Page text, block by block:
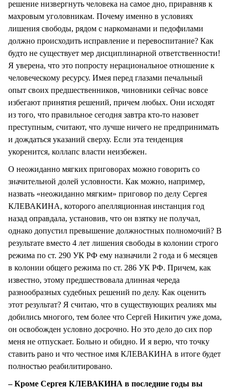
решение низвергнуть человека на самое дно, приравняв к
махровым уголовникам. Почему именно в условиях
лишения свободы, рядом с наркоманами и педофилами
должно происходить исправление и перевоспитание? Как
будто не существует мер дисциплинарной ответственности!
Я уверена, что это попросту нерациональное отношение к
человеческому ресурсу. Имея перед глазами печальный
опыт своих предшественников, чиновники сейчас вовсе
избегают принятия решений, причем любых. Они исходят
из того, что правильное сегодня завтра кто-то назовет
преступным, считают, что лучше ничего не предпринимать
и дождаться указаний сверху. Если эта тенденция
укоренится, коллапс власти неизбежен.
О неожиданно мягких приговорах можно говорить со
значительной долей условности. Как можно, например,
назвать «неожиданно мягким» приговор по делу Сергея
КЛЕВАКИНА, которого апелляционная инстанция год
назад оправдала, установив, что он взятку не получал,
однако допустил превышение должностных полномочий? В
результате вместо 4 лет лишения свободы в колонии строго
режима по ст. 290 УК РФ ему назначили 2 года и 6 месяцев
в колонии общего режима по ст. 286 УК РФ. Причем, как
известно, этому предшествовала длинная череда
разнообразных судебных решений по делу. Как оценить
этот результат? Я считаю, что в существующих реалиях мы
добились многого, тем более что Сергей Никитич уже дома,
он освобожден условно досрочно. Но это дело до сих пор
меня не отпускает. Больно и обидно. И я верю, что точку
ставить рано и что честное имя КЛЕВАКИНА в итоге будет
полностью реабилитировано.
– Кроме Сергея КЛЕВАКИНА в последние годы вы